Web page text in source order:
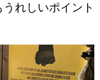
れしいポイント